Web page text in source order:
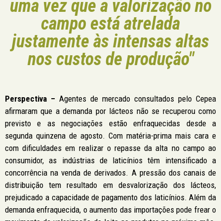
uma vez que a valorização no
campo está atrelada
justamente às intensas altas
nos custos de produção"
Perspectiva – Agentes de mercado consultados pelo Cepea
afirmaram que a demanda por lácteos não se recuperou como
previsto e as negociações estão enfraquecidas desde a
segunda quinzena de agosto. Com matéria-prima mais cara e
com dificuldades em realizar o repasse da alta no campo ao
consumidor, as indústrias de laticínios têm intensificado a
concorrência na venda de derivados. A pressão dos canais de
distribuição tem resultado em desvalorização dos lácteos,
prejudicado a capacidade de pagamento dos laticínios. Além da
demanda enfraquecida, o aumento das importações pode frear o